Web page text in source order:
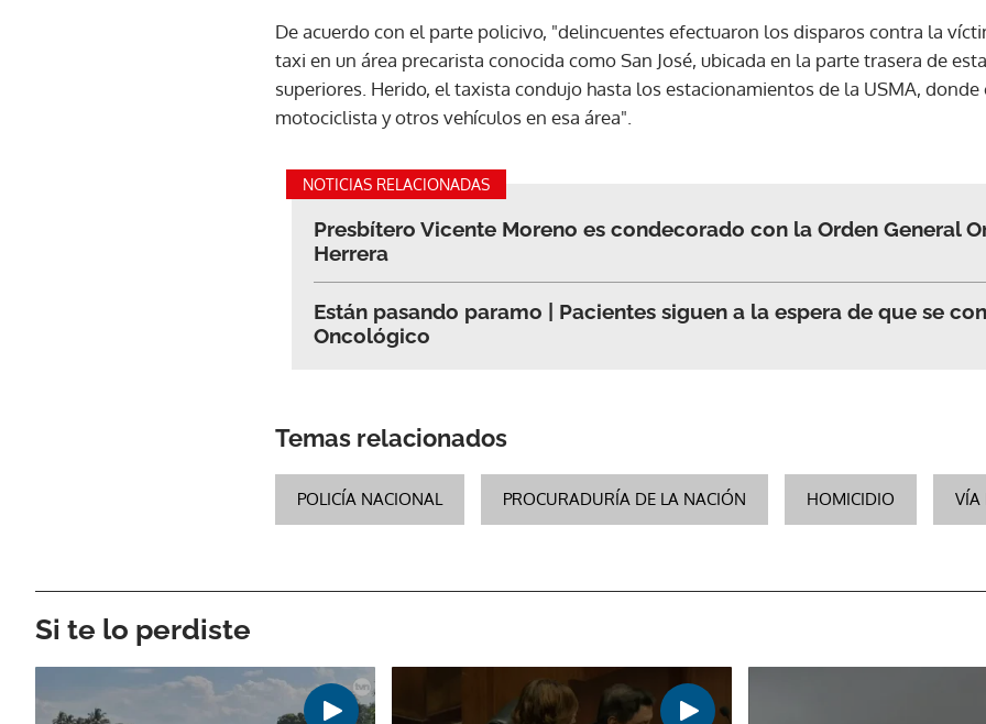
Gracias por suscribirte a nuestro boletín.
ACEPTAR
De acuerdo con el parte policivo, "delincuentes efectuaron los disparos contra la
taxi en un área precarista conocida como San José, ubicada en la parte trasera de
superiores. Herido, el taxista condujo hasta los estacionamientos de la USMA,
motociclista y otros vehículos en esa área".
NOTICIAS RELACIONADAS
Presbítero Vicente Moreno es condecorado con la Orden General
Herrera
Están pasando paramo | Pacientes siguen a la espera de que se
Oncológico
Temas relacionados
POLICÍA NACIONAL PROCURADURÍA DE LA NACIÓN HOMICIDIO VÍA
Si te lo perdiste